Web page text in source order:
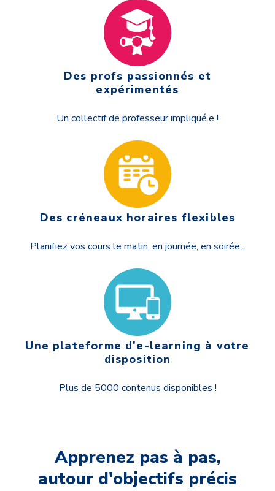
Des profs passionnés et
expérimentés
Un collectif de professeur impliqué.e !
Des créneaux horaires flexibles
Planifiez vos cours le matin, en journée, en soirée...
Une plateforme d'e-learning à votre
disposition
Plus de 5000 contenus disponibles !
Apprenez pas à pas,
autour d'objectifs précis